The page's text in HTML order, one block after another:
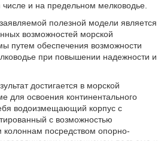
числе и на предельном мелководье.
полезной модели является
возможностей морской
путем обеспечения возможности
при повышении надежности и
достигается в морской
для освоения континентального
водоизмещающий корпус с
с возможностью
посредством опорно-